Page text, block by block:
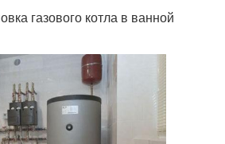
газового котла в ванной